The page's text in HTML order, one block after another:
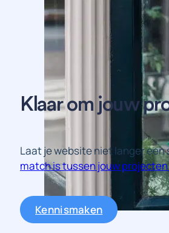
Klaar om jouw
Laat je website niet langer
match is tussen jouw
Kennismaken